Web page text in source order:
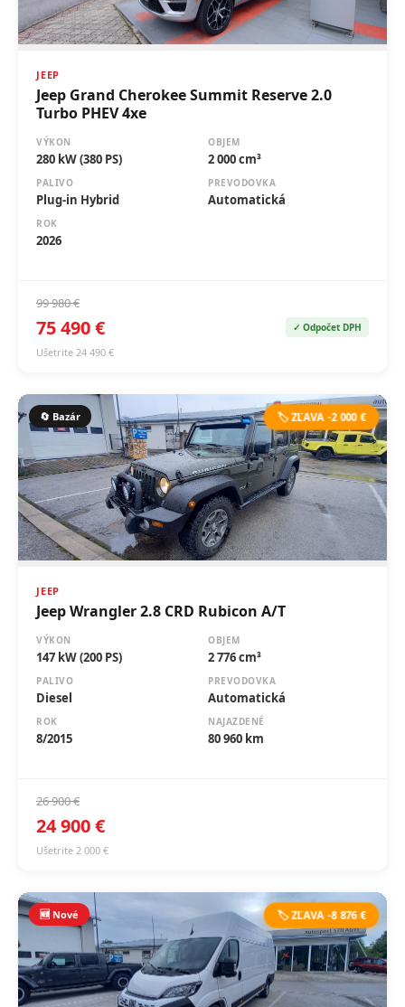
JEEP
Jeep Grand Cherokee Summit Reserve 2.0
Turbo PHEV 4xe
VÝKON
280 kW (380 PS)
OBJEM
2 000 cm³
PALIVO
Plug-in Hybrid
PREVODOVKA
Automatická
ROK
2026
99 980 €
75 490 €
Ušetrite 24 490 €
✓ Odpočet DPH
🔄 Bazár 🏷️ ZĽAVA -2 000 €
JEEP
Jeep Wrangler 2.8 CRD Rubicon A/T
VÝKON
147 kW (200 PS)
OBJEM
2 776 cm³
PALIVO
Diesel
PREVODOVKA
Automatická
ROK
8/2015
NAJAZDENÉ
80 960 km
26 900 €
24 900 €
Ušetrite 2 000 €
🆕 Nové 🏷️ ZĽAVA -8 876 €